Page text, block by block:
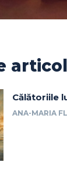
Călătoriile
ANA-MARIA